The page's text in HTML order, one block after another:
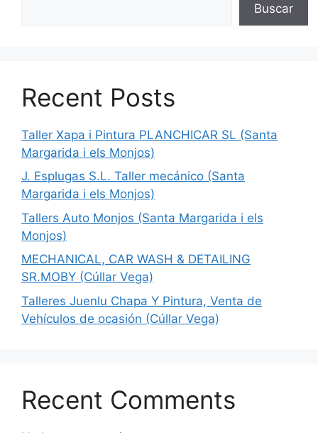
Buscar
Recent Posts
Taller Xapa i Pintura PLANCHICAR SL (Santa
Margarida i els Monjos)
J. Esplugas S.L. Taller mecánico (Santa
Margarida i els Monjos)
Tallers Auto Monjos (Santa Margarida i els
Monjos)
MECHANICAL, CAR WASH & DETAILING
SR.MOBY (Cúllar Vega)
Talleres Juenlu Chapa Y Pintura, Venta de
Vehículos de ocasión (Cúllar Vega)
Recent Comments